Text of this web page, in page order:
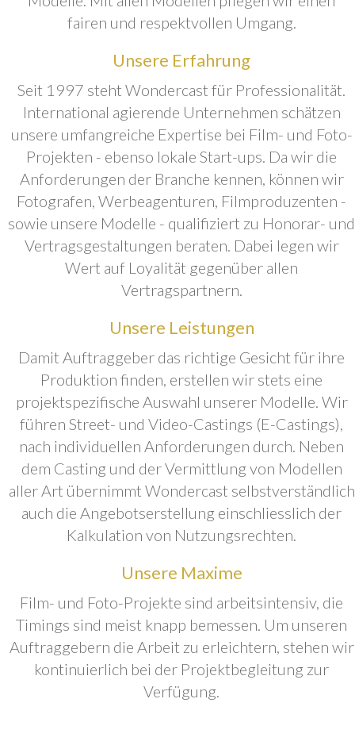
fairen und respektvollen Umgang.
Unsere Erfahrung
Seit 1997 steht Wondercast für Professionalität.
International agierende Unternehmen schätzen
unsere umfangreiche Expertise bei Film- und Foto-
Projekten - ebenso lokale Start-ups. Da wir die
Anforderungen der Branche kennen, können wir
Fotografen, Werbeagenturen, Filmproduzenten -
sowie unsere Modelle - qualifiziert zu Honorar- und
Vertragsgestaltungen beraten. Dabei legen wir
Wert auf Loyalität gegenüber allen
Vertragspartnern.
Unsere Leistungen
Damit Auftraggeber das richtige Gesicht für ihre
Produktion finden, erstellen wir stets eine
projektspezifische Auswahl unserer Modelle. Wir
führen Street- und Video-Castings (E-Castings),
nach individuellen Anforderungen durch. Neben
dem Casting und der Vermittlung von Modellen
aller Art übernimmt Wondercast selbstverständlich
auch die Angebotserstellung einschliesslich der
Kalkulation von Nutzungsrechten.
Unsere Maxime
Film- und Foto-Projekte sind arbeitsintensiv, die
Timings sind meist knapp bemessen. Um unseren
Auftraggebern die Arbeit zu erleichtern, stehen wir
kontinuierlich bei der Projektbegleitung zur
Verfügung.